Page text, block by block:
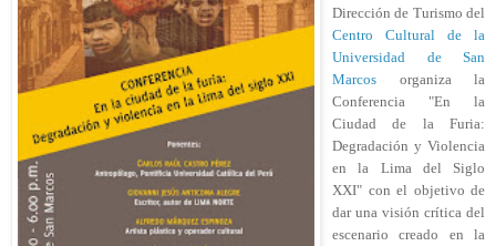
Dirección de Turismo del
Centro Cultural de la
Universidad de San
Marcos organiza la
Conferencia "En la
Ciudad de la Furia:
Degradación y Violencia
en la Lima del Siglo
XXI" con el objetivo de
dar una visión crítica del
escenario creado en la